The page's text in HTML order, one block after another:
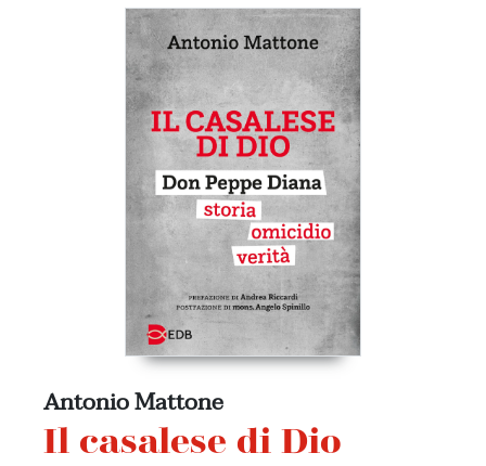
Antonio Mattone
Il casalese di Dio